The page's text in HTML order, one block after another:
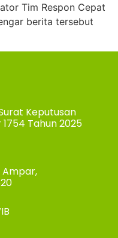
Tim Respon Cepat
berita tersebut
Keputusan
Tahun 2025
Ampar,